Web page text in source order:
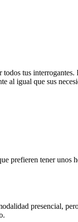
tus
al igual que sus
prefieren tener
presencial,